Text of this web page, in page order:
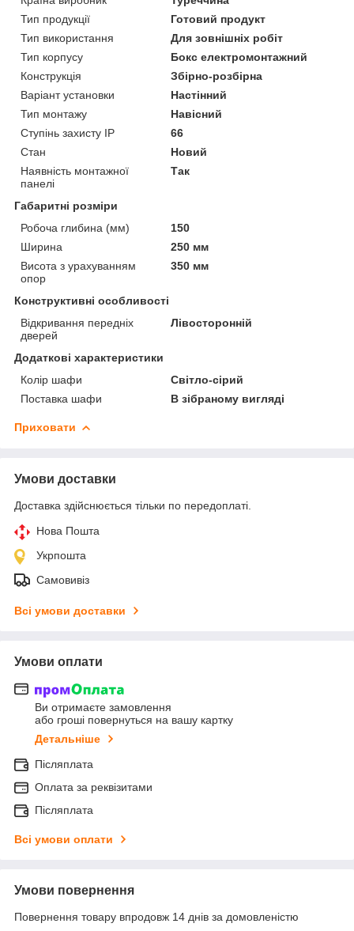
Тип продукції
Готовий продукт
Тип використання
Для зовнішніх робіт
Тип корпусу
Бокс електромонтажний
Конструкція
Збірно-розбірна
Варіант установки
Настінний
Тип монтажу
Навісний
Ступінь захисту IP
66
Стан
Новий
Наявність монтажної
панелі
Так
Габаритні розміри
Робоча глибина (мм)
150
Ширина
250 мм
Висота з урахуванням
опор
350 мм
Конструктивні особливості
Відкривання передніх
дверей
Лівосторонній
Додаткові характеристики
Колір шафи
Світло-сірий
Поставка шафи
В зібраному вигляді
Приховати
Умови доставки
Доставка здійснюється тільки по передоплаті.
Нова Пошта
Укрпошта
Самовивіз
Всі умови доставки
Умови оплати
Ви отримаєте замовлення
або гроші повернуться на вашу картку
Детальніше
Післяплата
Оплата за реквізитами
Післяплата
Всі умови оплати
Умови повернення
Повернення товару впродовж 14 днів за домовленістю